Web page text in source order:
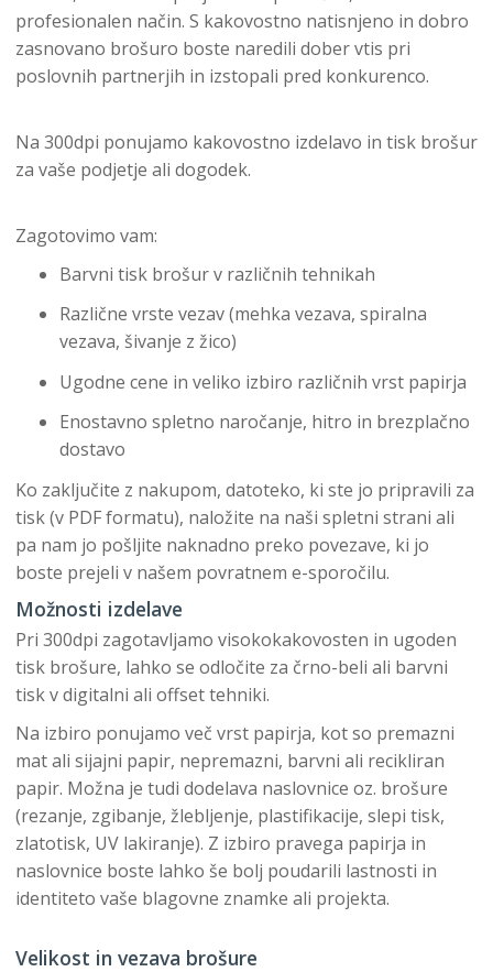
profesionalen način. S kakovostno natisnjeno in dobro
zasnovano brošuro boste naredili dober vtis pri
poslovnih partnerjih in izstopali pred konkurenco.
Na 300dpi ponujamo kakovostno izdelavo in tisk brošur
za vaše podjetje ali dogodek.
Zagotovimo vam:
Barvni tisk brošur v različnih tehnikah
Različne vrste vezav (mehka vezava, spiralna
vezava, šivanje z žico)
Ugodne cene in veliko izbiro različnih vrst papirja
Enostavno spletno naročanje, hitro in brezplačno
dostavo
Ko zaključite z nakupom, datoteko, ki ste jo pripravili za
tisk (v PDF formatu), naložite na naši spletni strani ali
pa nam jo pošljite naknadno preko povezave, ki jo
boste prejeli v našem povratnem e-sporočilu.
Možnosti izdelave
Pri 300dpi zagotavljamo visokokakovosten in ugoden
tisk brošure, lahko se odločite za črno-beli ali barvni
tisk v digitalni ali offset tehniki.
Na izbiro ponujamo več vrst papirja, kot so premazni
mat ali sijajni papir, nepremazni, barvni ali recikliran
papir. Možna je tudi dodelava naslovnice oz. brošure
(rezanje, zgibanje, žlebljenje, plastifikacije, slepi tisk,
zlatotisk, UV lakiranje). Z izbiro pravega papirja in
naslovnice boste lahko še bolj poudarili lastnosti in
identiteto vaše blagovne znamke ali projekta.
Velikost in vezava brošure